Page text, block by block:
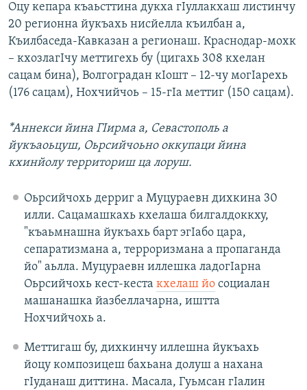
Оцу кепара къаьсттина дукха гIуллакхаш листинчу
20 регионна йукъахь нисйелла къилбан а,
Къилбаседа-Кавказан а регионаш. Краснодар-мохк
– кхозлагIчу меттигехь бу (цигахь 308 кхелан
сацам бина), Волгоградан кIошт – 12-чу могIарехь
(176 сацам), Нохчийчоь – 15-гIа меттиг (150 сацам).
*Аннекси йина ГIирма а, Севастополь а
йукъаоьцуш, Оьрсийчоьно оккупаци йина
кхинйолу территориш ца лоруш.
Оьрсийчохь дерриг а Муцураевн дихкина 30
илли. Сацамашкахь кхелаша билгалдоккху,
"къаьмнашна йукъахь барт эгIабо цара,
сепаратизмана а, терроризмана а пропаганда
йо" аьлла. Муцураевн иллешка ладогIарна
Оьрсийчохь кест-кеста кхелаш йосоциалан
машанашка йазбеллачарна, иштта
Нохчийчохь а.
Меттигаш бу, дихкинчу иллешна йукъахь
йоцу композицеш бахьана долуш а нахана
гIуданаш диттина. Масала, Гуьмсан гIалин